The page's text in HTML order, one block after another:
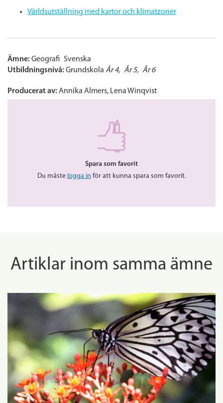
Världsutställning med kartor och klimatzoner
Ämne: Geografi Svenska
Utbildningsnivå: Grundskola År 4 År 5 År 6
Producerat av: Annika Almers, Lena Winqvist
Spara som favorit
Du måste logga in för att kunna spara som favorit.
Artiklar inom samma ämne